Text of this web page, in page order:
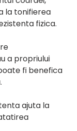
la tonifierea
fizica.
a propriului
fi benefica
ajuta la